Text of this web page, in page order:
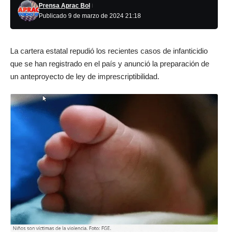
Publicado 9 de marzo de 2024 21:18
Prensa Aprac Bol
La cartera estatal repudió los recientes casos de infanticidio
que se han registrado en el país y anunció la preparación de
un anteproyecto de ley de imprescriptibilidad.